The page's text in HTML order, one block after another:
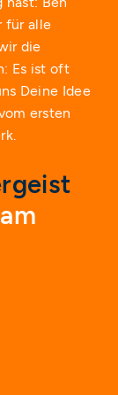
für alle
die
Es ist oft
Deine Idee
ersten